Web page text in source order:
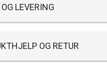
LEVERING
OG RETUR